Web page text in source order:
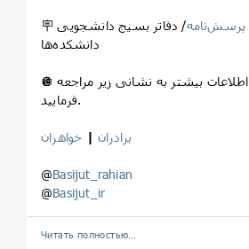
🪧 پرسش‌نامه/ دفاتر بسیج دانشجویی
دانشکده‌ها
🪩 جهت کسب اطلاعات بیشتر به نشانی زیر مراجعه
فرمایید.
برادران | خواهران
@Basijut_rahian
@Basijut_ir
Читать полностью…